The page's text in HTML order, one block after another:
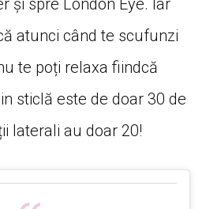
și spre London Eye. Iar
atunci când te scufunzi
te poți relaxa fiindcă
sticlă este de doar 30 de
laterali au doar 20!